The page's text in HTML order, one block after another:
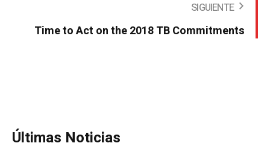
SIGUIENTE
Time to Act on the 2018 TB Commitments
Últimas Noticias